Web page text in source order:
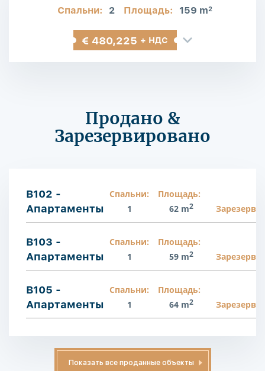
Спальни: 2 Площадь: 159 m2
€ 480,225 + НДС
Продано &
Зарезервировано
B102 -
Апартаменты
Спальни:
1
Площадь:
62 m2
B103 -
Апартаменты
Спальни:
1
Площадь:
59 m2
B105 -
Апартаменты
Спальни:
1
Площадь:
64 m2
Показать все проданные объекты